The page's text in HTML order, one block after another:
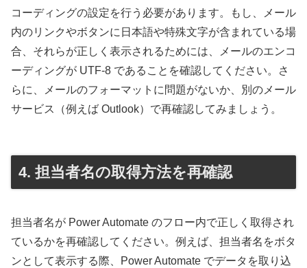
コーディングの設定を行う必要があります。もし、メール
内のリンクやボタンに日本語や特殊文字が含まれている場
合、それらが正しく表示されるためには、メールのエンコ
ーディングが UTF-8 であることを確認してください。さ
らに、メールのフォーマットに問題がないか、別のメール
サービス（例えば Outlook）で再確認してみましょう。
4. 担当者名の取得方法を再確認
担当者名が Power Automate のフロー内で正しく取得され
ているかを再確認してください。例えば、担当者名をボタ
ンとして表示する際、Power Automate でデータを取り込